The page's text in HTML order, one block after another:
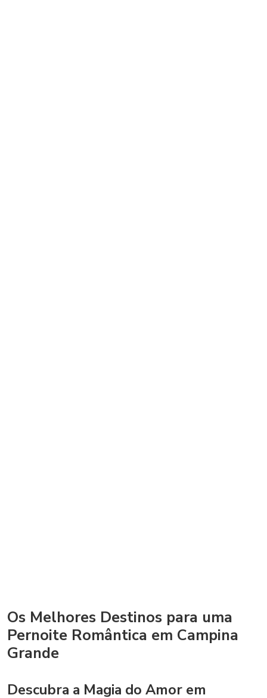
Os Melhores Destinos para uma
Pernoite Romântica em Campina
Grande
Descubra a Magia do Amor em